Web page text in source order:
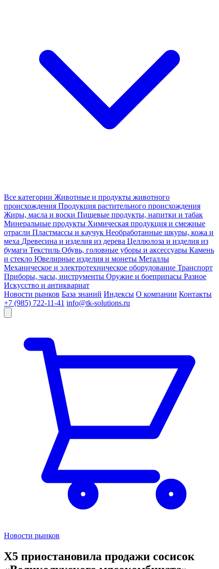
Все категории Животные и продукты животного
происхождения Продукция растительного происхождения
Жиры, масла и воски Пищевые продукты, напитки и табак
Минеральные продукты Химическая продукция и смежные
отрасли Пластмассы и каучук Необработанные шкуры, кожа и
меха Древесина и изделия из дерева Целлюлоза и изделия из
бумаги Текстиль Обувь, головные уборы и аксессуары Камень
и стекло Ювелирные изделия и монеты Металлы
Механическое и электротехническое оборудование Транспорт
Приборы, часы, инструменты Оружие и боеприпасы Разное
Искусство и антиквариат
Новости рынков База знаний Индексы О компании Контакты
+7 (985) 722-11-41 info@tk-solutions.ru
Новости рынков
X5 приостановила продажи сосисок